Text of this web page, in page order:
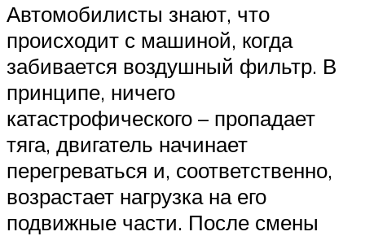
Автомобилисты знают, что
происходит с машиной, когда
забивается воздушный фильтр. В
принципе, ничего
катастрофического – пропадает
тяга, двигатель начинает
перегреваться и, соответственно,
возрастает нагрузка на его
подвижные части. После смены